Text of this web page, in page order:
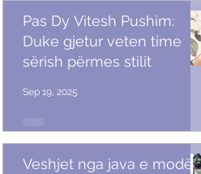
Pas Dy Vitesh Pushim:
Duke gjetur veten time
sërish përmes stilit
Sep 19, 2025
Veshjet nga java e modës